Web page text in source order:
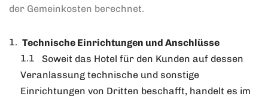
der Gemeinkosten berechnet.
Technische Einrichtungen und Anschlüsse
Soweit das Hotel für den Kunden auf dessen
Veranlassung technische und sonstige
Einrichtungen von Dritten beschafft, handelt es im